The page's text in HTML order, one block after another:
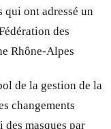
qui ont adressé un
des
Rhône-Alpes
de la gestion de la
changements
masques par